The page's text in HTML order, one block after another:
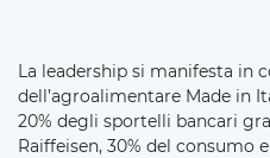
La leadership si manifesta in
dell’agroalimentare Made in
20% degli sportelli bancari
Raiffeisen, 30% del consumo